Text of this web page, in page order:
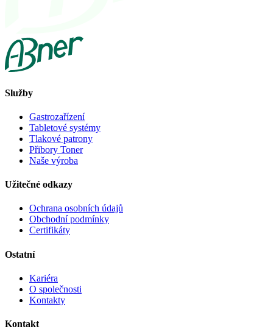
Služby
Gastrozařízení
Tabletové systémy
Tlakové patrony
Přibory Toner
Naše výroba
Užitečné odkazy
Ochrana osobních údajů
Obchodní podmínky
Certifikáty
Ostatní
Kariéra
O společnosti
Kontakty
Kontakt